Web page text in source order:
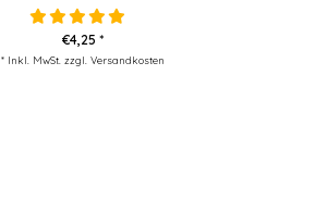
€4,25 *
* Inkl. MwSt. zzgl. Versandkosten